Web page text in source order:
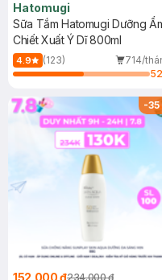
Hatomugi
Sữa Tắm Hatomugi Dưỡng
Chiết Xuất Ý Dĩ 800ml
4.9 (123)
714/
52
-35
152.000 ₫234.000 ₫